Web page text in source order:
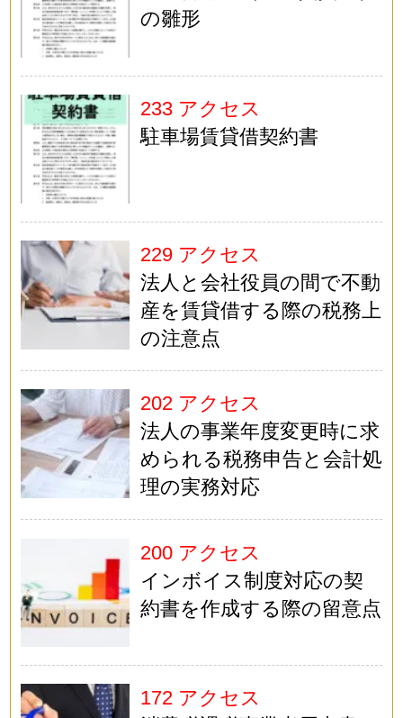
の雛形
233 アクセス
駐車場賃貸借契約書
229 アクセス
法人と会社役員の間で不動
産を賃貸借する際の税務上
の注意点
202 アクセス
法人の事業年度変更時に求
められる税務申告と会計処
理の実務対応
200 アクセス
インボイス制度対応の契
約書を作成する際の留意点
172 アクセス